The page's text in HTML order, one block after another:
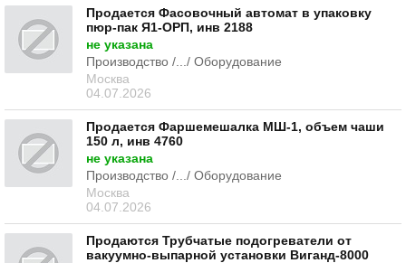
Продается Фасовочный автомат в упаковку
пюр-пак Я1-ОРП, инв 2188
не указана
Производство /.../ Оборудование
Москва
04.07.2026
Продается Фаршемешалка МШ-1, объем чаши
150 л, инв 4760
не указана
Производство /.../ Оборудование
Москва
04.07.2026
Продаются Трубчатые подогреватели от
вакуумно-выпарной установки Виганд-8000